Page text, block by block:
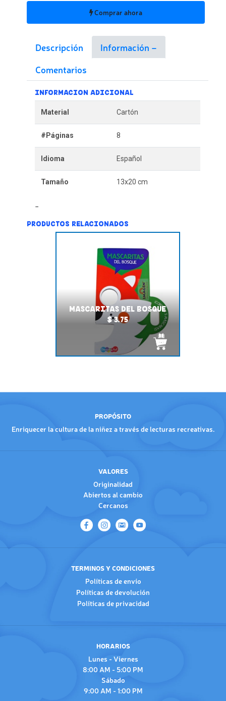
Comprar ahora
Descripción
Información
Comentarios
INFORMACION ADICIONAL
Material Cartón
#Páginas 8
Idioma Español
Tamaño 13x20 cm
PRODUCTOS RELACIONADOS
MASCARITAS DEL BOSQUE
$ 3.75
PROPÓSITO
Enriquecer la cultura de la niñez a través de lecturas recreativas.
VALORES
Originalidad
Abiertos al cambio
Cercanos
TERMINOS Y CONDICIONES
Políticas de envío
Políticas de devolución
Políticas de privacidad
HORARIOS
Lunes - Viernes
8:00 AM - 5:00 PM
Sábado
9:00 AM - 1:00 PM